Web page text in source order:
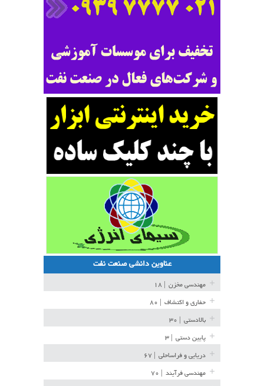
عناوین دانشی صنعت نفت
مهندسی مخزن
حفاری و اکتشاف
بالادستی
پایین دستی
دریایی و فراساحلی
مهندسی فرآیند